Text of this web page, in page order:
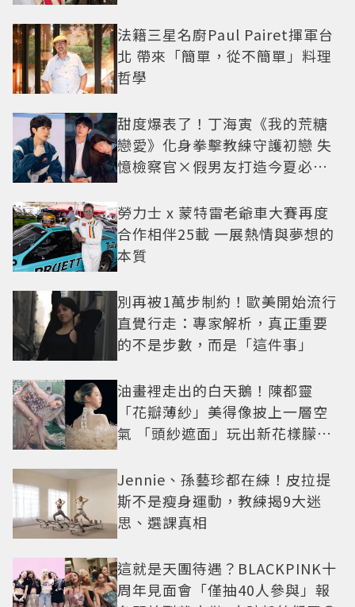
法籍三星名廚Paul Pairet揮軍台
北 帶來「簡單，從不簡單」料理
哲學
甜度爆表了！丁海寅《我的荒糖
戀愛》化身拳擊教練守護初戀 失
憶檢察官×假男友打造今夏必看
勞力士 x 蒙特雷老爺車大賽再度
合作相伴25載 一展熱情與夢想的
本質
別再被1萬步制約！歐美開始流行
直覺行走：專家解析，真正重要
的不是步數，而是「這件事」
油畫裡走出的白天鵝！陳都靈
「花瓣薄紗」美得像披上一層空
氣 「頭紗遮面」玩出新花樣朦朧
Jennie、孫藝珍都在練！皮拉提
斯不是瘦身運動，教練揭9大迷
思、選課真相
這就是天團待遇？BLACKPINK十
周年見面會「僅抽40人參與」報